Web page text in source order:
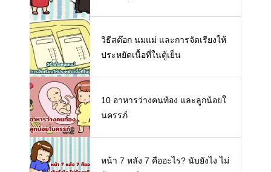
วิธีสต๊อก นมแม่ และการจัดเรียงให้
ประหยัดเนื้อที่ในตู้เย็น
10 อาหารว่างคนท้อง และลูกน้อยใ
นครรภ์
หน้า 7 หลัง 7 คืออะไร? นับยังไง ไม่